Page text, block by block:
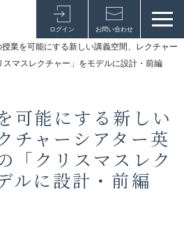
ログイン お問い合わせ
業を可能にする新しい講義空間、レクチャー
マスレクチャー」をモデルに設計・前編
可能にする新しい
チャーシアター英
「クリスマスレク
ルに設計・前編